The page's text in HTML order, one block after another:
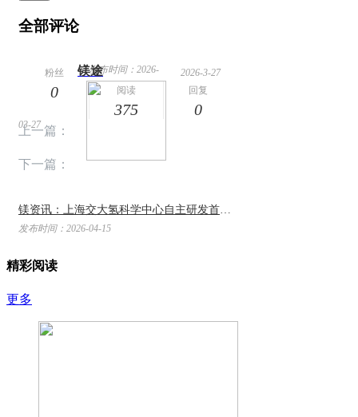
全部评论
2026-3-27
14:59
镁途
粉丝
0 阅读
375
回复
0
上一篇：
发布时间：2026-
03-27
下一篇：
发布时间：2026-04-15
精彩阅读
更多